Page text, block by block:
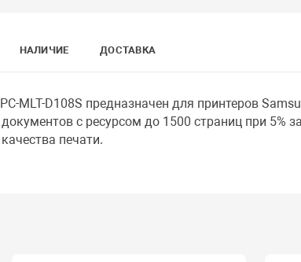
НАЛИЧИЕ ДОСТАВКА
MLT-D108S предназначен для принтеров
с ресурсом до 1500 страниц при 5%
печати.